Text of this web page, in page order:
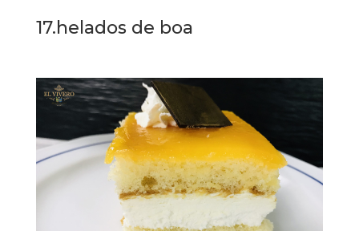
17.helados de boa